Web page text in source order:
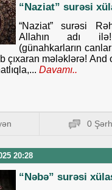
“Naziat” surəsi
“Naziat” surəsi
Allahın adı
(günahkarların
çıxaran mələklərə! And
Davamı..
0 Şərh
20:28
“Nəbə” surəsi